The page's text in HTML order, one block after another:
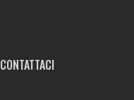
CONTATTACI